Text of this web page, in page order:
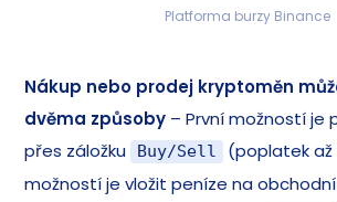
Platforma burzy Binance
Nákup nebo prodej kryptoměn
dvěma způsoby – První možností je
přes záložku
Buy/Sell
(poplatek až
možností je vložit peníze na